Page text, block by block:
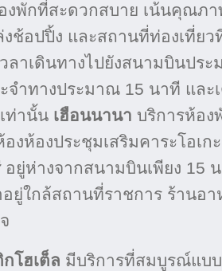
งพักที่สะดวกสบาย เน้นคุณภ
งช้อปปิ้ง และสถานที่ท่องเที่ย
ลาเดินทางไปยังสนามบินปร
จำทางประมาณ 15 นาที และ
ท่านั้น เฮือนนานา บริการห้อง
งห้องประชุมเสริมคาระโอเก
อยู่ห่างจากสนามบินเพียง 15
อยู่ใกล้สถานที่ราชการ ร้านอ
โฮเต็ล มีบริการที่สมบูรณ์แบ